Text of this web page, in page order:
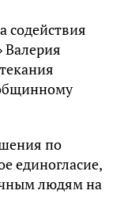
содействия
Валерия
по
единогласие,
людям на